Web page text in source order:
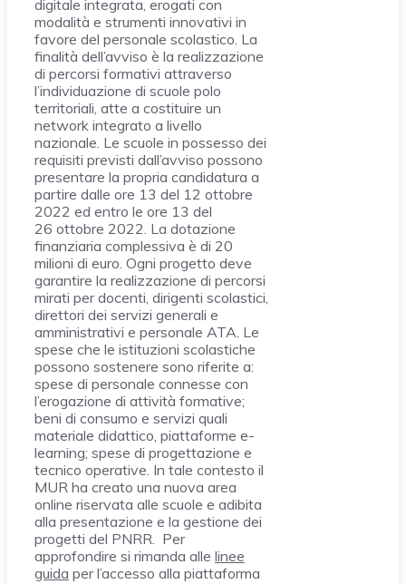
digitale integrata, erogati con
modalità e strumenti innovativi in
favore del personale scolastico. La
finalità dell’avviso è la realizzazione
di percorsi formativi attraverso
l’individuazione di scuole polo
territoriali, atte a costituire un
network integrato a livello
nazionale. Le scuole in possesso dei
requisiti previsti dall’avviso possono
presentare la propria candidatura a
partire dalle ore 13 del 12 ottobre
2022 ed entro le ore 13 del
26 ottobre 2022. La dotazione
finanziaria complessiva è di 20
milioni di euro. Ogni progetto deve
garantire la realizzazione di percorsi
mirati per docenti, dirigenti scolastici,
direttori dei servizi generali e
amministrativi e personale ATA. Le
spese che le istituzioni scolastiche
possono sostenere sono riferite a:
spese di personale connesse con
l’erogazione di attività formative;
beni di consumo e servizi quali
materiale didattico, piattaforme e-
learning; spese di progettazione e
tecnico operative. In tale contesto il
MUR ha creato una nuova area
online riservata alle scuole e adibita
alla presentazione e la gestione dei
progetti del PNRR. Per
approfondire si rimanda alle linee
guida per l’accesso alla piattaforma